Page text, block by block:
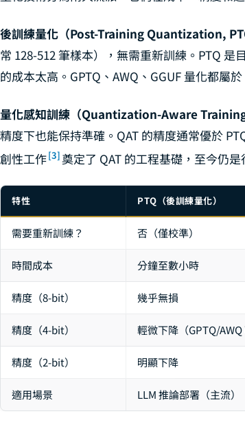
後訓練量化（Post-Training Quantization,
常 128-512 筆樣本），無需重新訓練。PTQ 是
的成本太高。GPTQ、AWQ、GGUF 量化都屬於
量化感知訓練（Quantization-Aware Training,
精度下也能保持準確。QAT 的精度通常優於
創性工作[3]奠定了 QAT 的工程基礎，至今仍
特性 PTQ（後訓練量化）
需要重新訓練？ 否（僅校準）
時間成本 分鐘至數小時
精度（8-bit） 幾乎無損
精度（4-bit） 輕微下降（GPTQ/AWQ
精度（2-bit） 明顯下降
適用場景 LLM 推論部署（主流）